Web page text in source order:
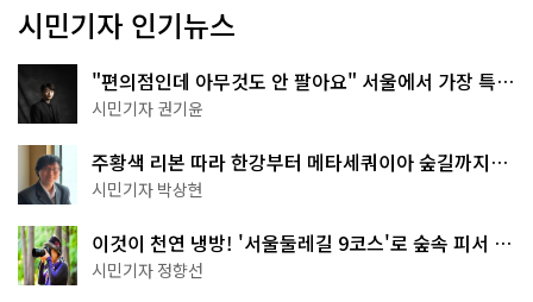
시민기자 인기뉴스
"편의점인데 아무것도 안 팔아요" 서울에서 가장 특별
한 편의점의 정체
시민기자 권기윤
주황색 리본 따라 한강부터 메타세쿼이아 숲길까지…
서울둘레길 15코스
시민기자 박상현
이것이 천연 냉방! '서울둘레길 9코스'로 숲속 피서 떠
나볼까
시민기자 정향선